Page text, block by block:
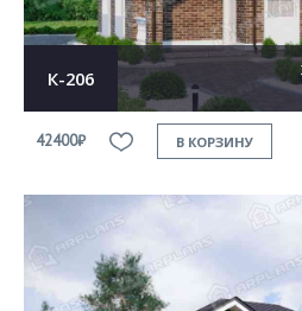
К-206
42400₽ В КОРЗИНУ